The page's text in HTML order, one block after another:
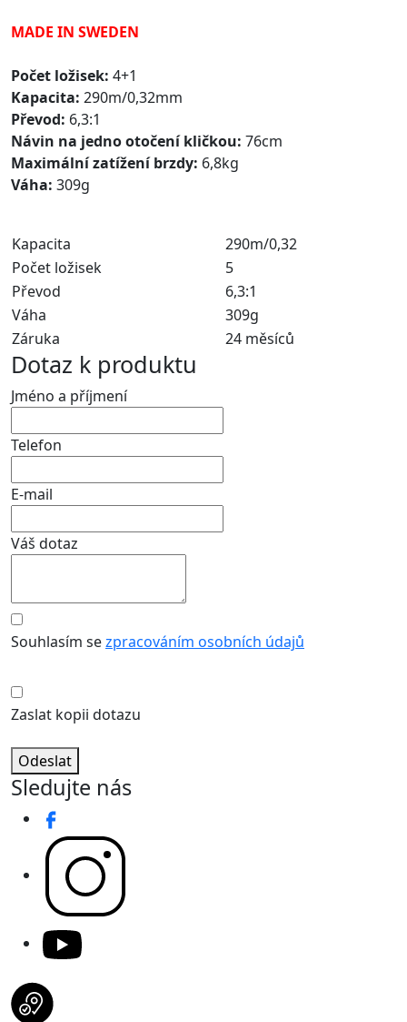
MADE IN SWEDEN
Počet ložisek: 4+1
Kapacita: 290m/0,32mm
Převod: 6,3:1
Návin na jedno otočení kličkou: 76cm
Maximální zatížení brzdy: 6,8kg
Váha: 309g
Kapacita
290m/0,32
Počet ložisek
5
Převod
6,3:1
Váha
309g
Záruka
24 měsíců
Dotaz k produktu
Jméno a příjmení
Telefon
E-mail
Váš dotaz
Souhlasím sezpracováním osobních údajů
Zaslat kopii dotazu
Odeslat
Sledujte nás